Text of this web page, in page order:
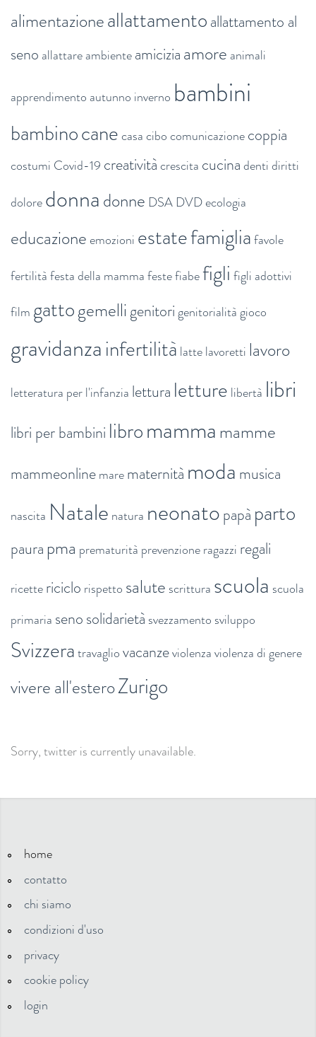
alimentazioneallattamentoallattamento al
seno allattareambienteamiciziaamore animali
apprendimento autunno inverno bambini
bambinocanecasacibocomunicazionecoppia
costumi Covid-19 creativitàcrescita cucinadentidiritti
doloredonnadonne DSA DVDecologia
educazioneemozioni estatefamigliafavole
fertilitàfesta della mammafestefiabefigli figli adottivi
film gattogemelligenitorigenitorialitàgioco
gravidanzainfertilità lattelavoretti lavoro
letteratura per l'infanzia lettura letture libertà libri
libri per bambini libromamma mamme
mammeonlinemarematernità moda musica
nascita Natale natura neonatopapà parto
paura pma prematurità prevenzioneragazzi regali
ricettericiclo rispetto salute scrittura scuola scuola
primaria senosolidarietà svezzamento sviluppo
Svizzeratravagliovacanzeviolenzaviolenza di genere
vivere all'esteroZurigo
Sorry, twitter is currently unavailable.
home
contatto
chi siamo
condizioni d'uso
privacy
cookie policy
login